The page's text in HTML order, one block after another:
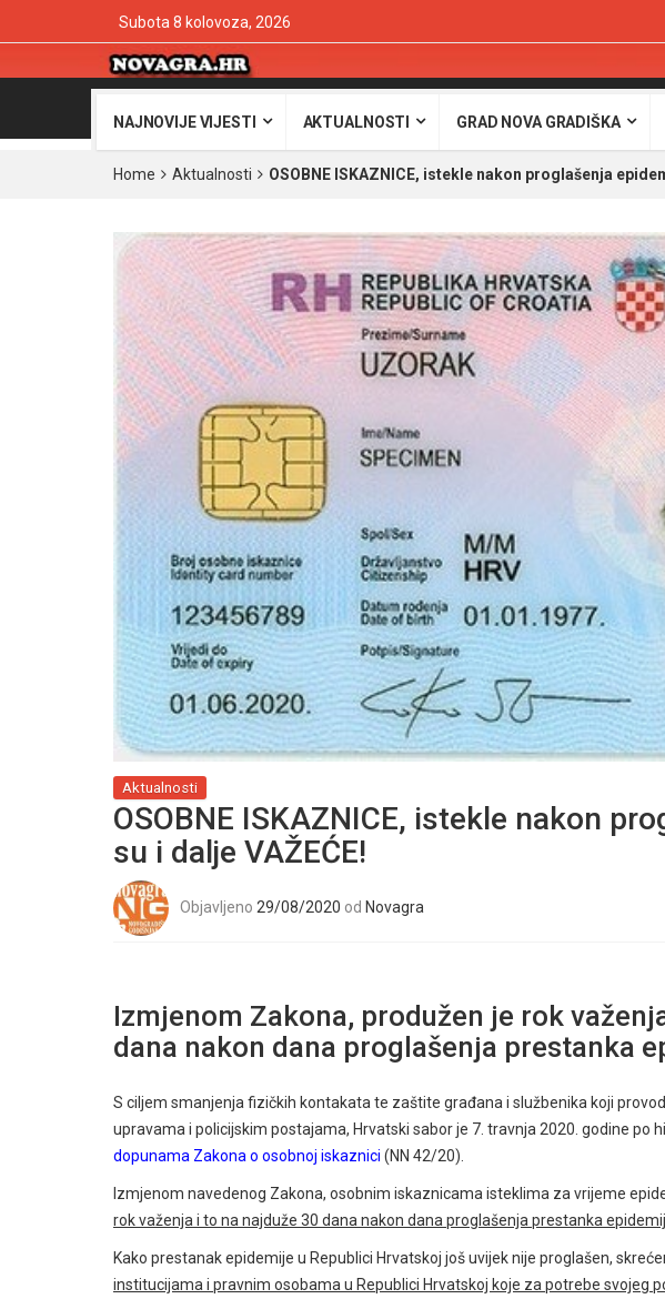
Subota 8 kolovoza, 2026
NAJNOVIJE VIJESTI AKTUALNOSTI GRAD NOVA GRADIŠKA
Home Aktualnosti OSOBNE ISKAZNICE, istekle nakon proglašenja
Aktualnosti
OSOBNE ISKAZNICE, istekle nakon
su i dalje VAŽEĆE!
Objavljeno 29/08/2020 od Novagra
Izmjenom Zakona, produžen je rok
dana nakon dana proglašenja prestanka
S ciljem smanjenja fizičkih kontakata te zaštite građana i službenika koji
upravama i policijskim postajama, Hrvatski sabor je 7. travnja 2020. godine po
dopunama Zakona o osobnoj iskaznici (NN 42/20).
Izmjenom navedenog Zakona, osobnim iskaznicama isteklima za vrijeme
rok važenja i to na najduže 30 dana nakon dana proglašenja prestanka
Kako prestanak epidemije u Republici Hrvatskoj još uvijek nije proglašen,
institucijama i pravnim osobama u Republici Hrvatskoj koje za potrebe svojeg